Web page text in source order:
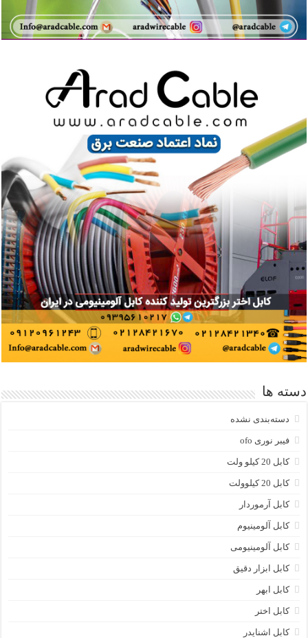
دسته ها
دسته‌بندی نشده
فیبر نوری ofo
کابل 20 کیلو ولت
کابل 20 کیلوولت
کابل آرموردار
کابل آلومینیوم
کابل آلومینیومی
کابل ابزار دقیق
کابل ابهر
کابل اختر
کابل اشنایدر